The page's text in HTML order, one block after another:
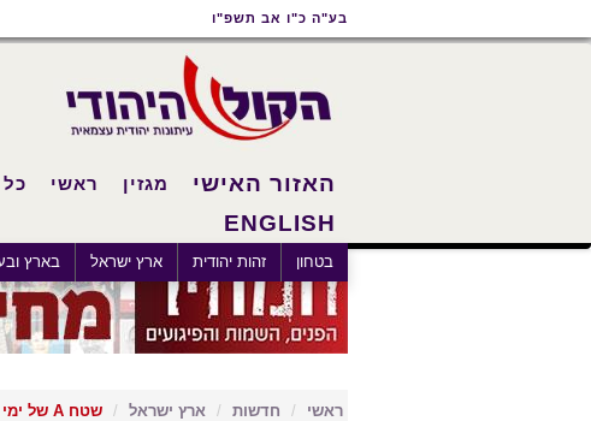
נגישות
ראשי
ראשי
בע"ה כ"ו אב תשפ"ו
האזור האישי מגזין ראשי
בטחון זהות יהודית ארץ ישראל בארץ
ENGLISH
ראשי חדשות ארץ ישראל שטח A של ימי התלמוד: המפה העתיקה שחזתה את מציאות צפון השומרון - מעבר לגבולות.